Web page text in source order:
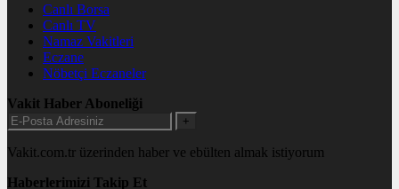
Canlı Borsa
Canlı TV
Namaz Vakitleri
Eczane
Nöbetçi Eczaneler
Vakit Haber Aboneliği
+
Vakit.com.tr üzerinden haber ve ebülten almak istiyorum
Haberlerimizi Takip Et